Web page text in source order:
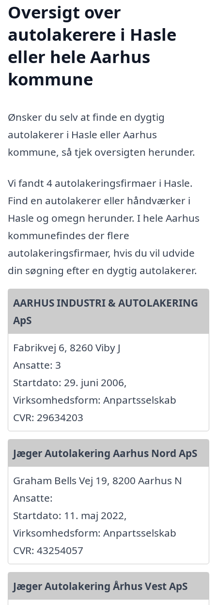
Oversigt over
autolakerere i Hasle
eller hele Aarhus
kommune
Ønsker du selv at finde en dygtig
autolakerer i Hasle eller Aarhus
kommune, så tjek oversigten herunder.
Vi fandt 4 autolakeringsfirmaer i Hasle.
Find en autolakerer eller håndværker i
Hasle og omegn herunder. I hele Aarhus
kommunefindes der flere
autolakeringsfirmaer, hvis du vil udvide
din søgning efter en dygtig autolakerer.
AARHUS INDUSTRI & AUTOLAKERING
ApS
Fabrikvej 6, 8260 Viby J
Ansatte: 3
Startdato: 29. juni 2006,
Virksomhedsform: Anpartsselskab
CVR: 29634203
Jæger Autolakering Aarhus Nord ApS
Graham Bells Vej 19, 8200 Aarhus N
Ansatte:
Startdato: 11. maj 2022,
Virksomhedsform: Anpartsselskab
CVR: 43254057
Jæger Autolakering Århus Vest ApS